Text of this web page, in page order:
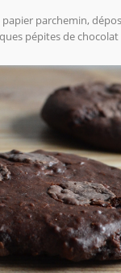
parchemin,
pépites de